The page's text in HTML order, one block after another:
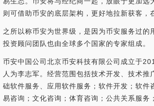
则可借助币安的底层架构，更好地拉新获客，
之所以称币安为世界级，是因为币安服务过
投资顾问团队也由全球多个国家的专家组成。
币安中国公司 北京币安科技有限公司成立于
人为李志军。经营范围包括技术开发、技术
础软件服务、应用软件服务；软件开发；软
易咨询；文化咨询；体育咨询；公共关系服